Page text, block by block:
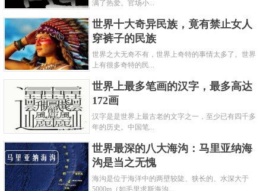
满了热爱。官场小...
世界十大奇异民族，竟有禁止女人
穿裤子的民族
世界之大无奇不有，世界上奇特的事情太多了。世界
上有很多奇特的民...
世界上最多笔画的汉字，最多高达
172画
汉字是是世界上最古老的文字之一，至少已有四千多
年的历史。中国笔...
世界最深的八大海沟：马里亚纳海
沟是当之无愧
海沟是位于海洋中的两壁较陡、狭长的、水深大于
5000m（如毛里求斯海沟...